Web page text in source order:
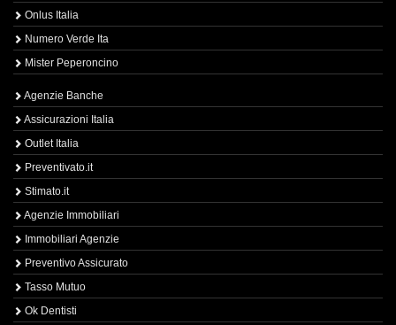
Onlus Italia
Numero Verde Ita
Mister Peperoncino
Agenzie Banche
Assicurazioni Italia
Outlet Italia
Preventivato.it
Stimato.it
Agenzie Immobiliari
Immobiliari Agenzie
Preventivo Assicurato
Tasso Mutuo
Ok Dentisti